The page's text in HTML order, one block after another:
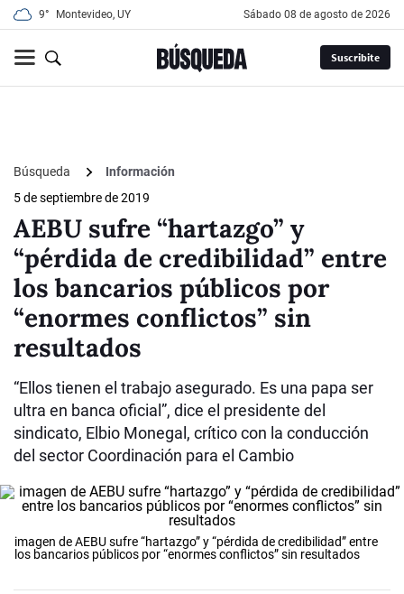
9° Montevideo, UY sábado 08 de agosto de 2026
Suscribite
Búsqueda
Información
5 de septiembre de 2019
AEBU sufre “hartazgo” y
“pérdida de credibilidad” entre
los bancarios públicos por
“enormes conflictos” sin
resultados
“Ellos tienen el trabajo asegurado. Es una papa ser
ultra en banca oficial”, dice el presidente del
sindicato, Elbio Monegal, crítico con la conducción
del sector Coordinación para el Cambio
imagen de AEBU sufre “hartazgo” y “pérdida de credibilidad” entre
los bancarios públicos por “enormes conflictos” sin resultados